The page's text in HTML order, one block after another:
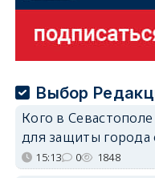
Выбор
Кого в
для защиты города
15:13 0 1848